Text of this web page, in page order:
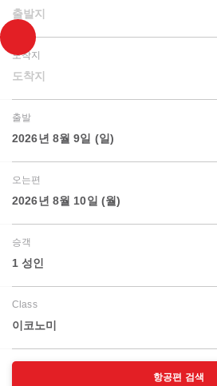
출발지
도착지
도착지
출발
2026년 8월 9일 (일)
오는편
2026년 8월 10일 (월)
승객
1 성인
Class
이코노미
항공편 검색